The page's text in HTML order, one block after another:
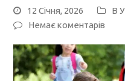
12 Січня, 2026 В
Немає коментарів